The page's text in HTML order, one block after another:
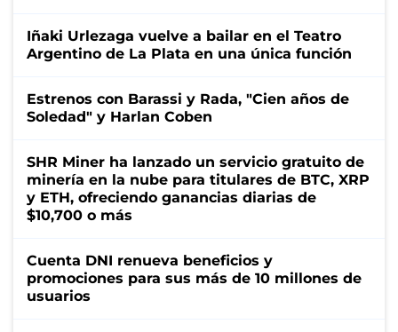
Iñaki Urlezaga vuelve a bailar en el Teatro
Argentino de La Plata en una única función
Estrenos con Barassi y Rada, "Cien años de
Soledad" y Harlan Coben
SHR Miner ha lanzado un servicio gratuito de
minería en la nube para titulares de BTC, XRP
y ETH, ofreciendo ganancias diarias de
$10,700 o más
Cuenta DNI renueva beneficios y
promociones para sus más de 10 millones de
usuarios